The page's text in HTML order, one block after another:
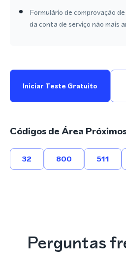
Formulário de comprovação
da conta de serviço não mais
Iniciar Teste Gratuito
Códigos de Área
32 800 511
Perguntas